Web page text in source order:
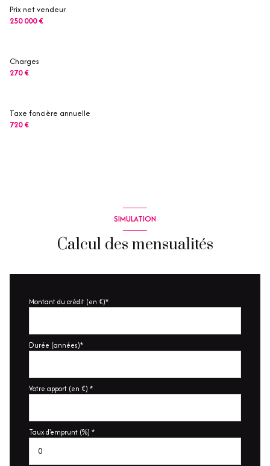
1 côté(s) mitoyen(s)
quartier Les Restanques
Prix net vendeur
250 000 €
Charges
270 €
Taxe foncière annuelle
720 €
SIMULATION
Calcul des mensualités
Montant du crédit (en €)*
Durée (années)*
Votre apport (en €) *
Taux d'emprunt (%) *